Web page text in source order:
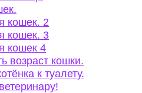
кошек. 2
кошек. 3
кошек 4
возраст кошки.
к туалету.